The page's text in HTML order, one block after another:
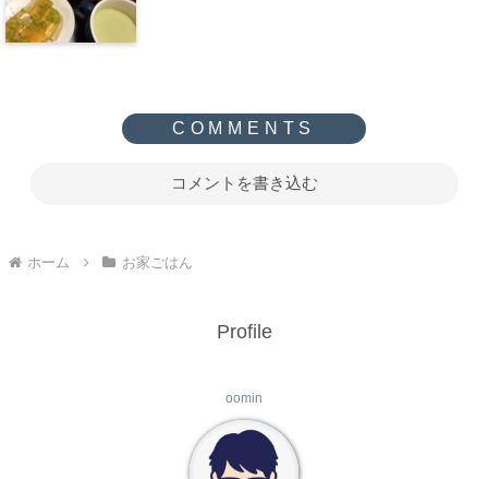
コメントを書き込む
ホーム お家ごはん
Profile
oomin